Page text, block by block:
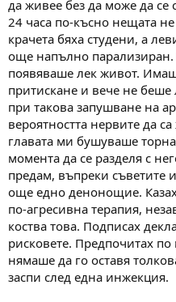
да живее без да може да се
24 часа по-късно нещата
крачета бяха студени, а
още напълно парализиран.
появяваше лек живот.
притискане и вече не беше
при такова запушване на
вероятността нервите да
главата ми бушуваше
момента да се разделя с
предам, въпреки съветите
още едно денонощие.
по-агресивна терапия,
коства това. Подписах
рисковете. Предпочитах
нямаше да го оставя
заспи след една инжекция.